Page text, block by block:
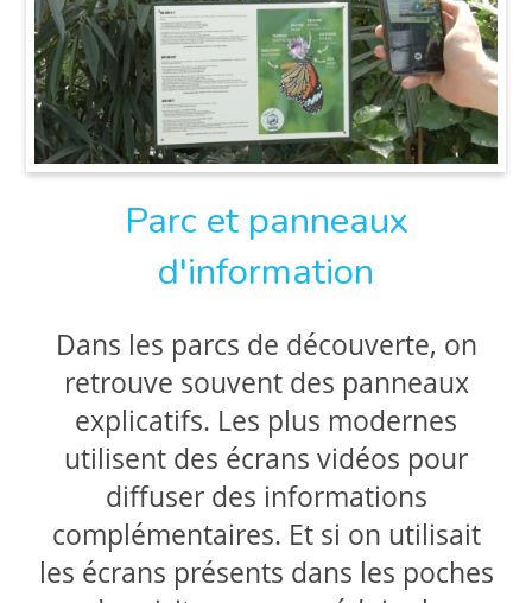
Parc et panneaux
d'information
Dans les parcs de découverte, on
retrouve souvent des panneaux
explicatifs. Les plus modernes
utilisent des écrans vidéos pour
diffuser des informations
complémentaires. Et si on utilisait
les écrans présents dans les poches